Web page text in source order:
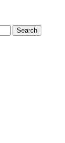
Search